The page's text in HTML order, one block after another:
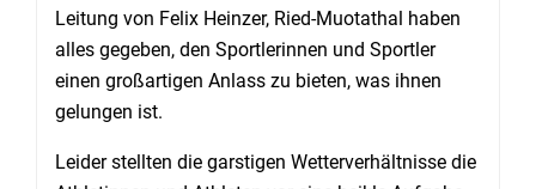
Leitung von Felix Heinzer, Ried-Muotathal haben
alles gegeben, den Sportlerinnen und Sportler
einen großartigen Anlass zu bieten, was ihnen
gelungen ist.
Leider stellten die garstigen Wetterverhältnisse die